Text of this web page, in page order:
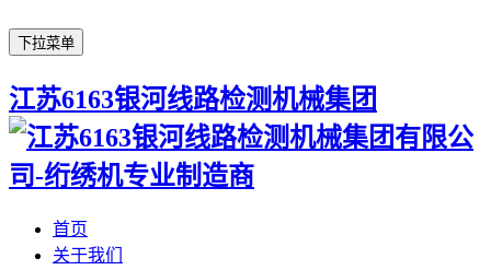
下拉菜单
江苏6163银河线路检测机械集团
首页
关于我们